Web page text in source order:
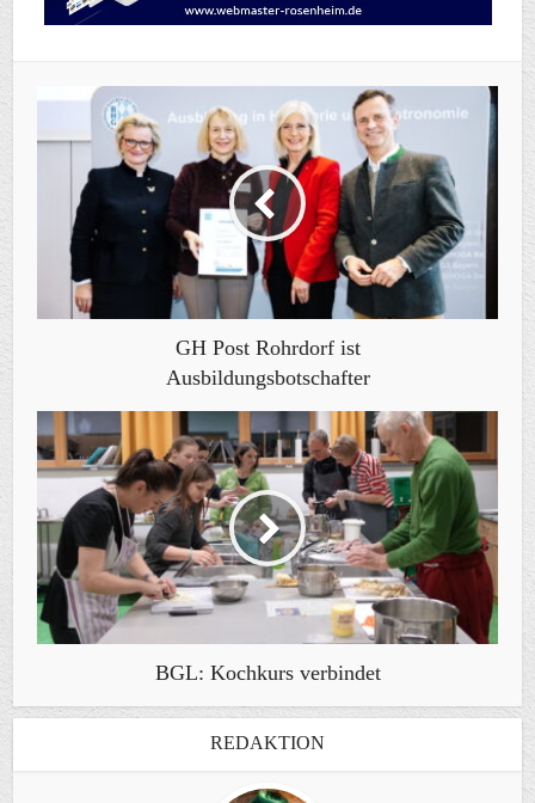
GH Post Rohrdorf ist
Ausbildungsbotschafter
BGL: Kochkurs verbindet
REDAKTION